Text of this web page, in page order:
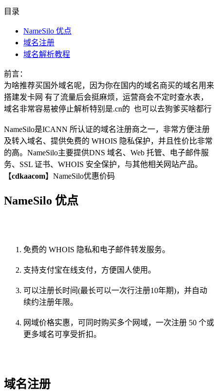
目录
NameSilo 优点
域名注册
域名解析教程
前言：
为啥推荐买国外域名呢，因为你在国内的域名商买的域名用来
搭建发卡网 有了流量后会挺麻烦，运营商会不定时查水表，
域名非常容易被停止解析特别是.cn的 也可以去狗爹买啥都行
NameSilo是ICANN 所认证的域名注册商之一，非常方便注册
及转入域名、提供免费的 WHOIS 隐私保护，并且性价比非常
的高。NameSilo主要提供DNS 域名、Web 托管、电子邮件服
务、SSL 证书、WHOIS 安全保护，与其他相关网站产品。
【cdkaacom】NameSilo优惠价码
NameSilo 优点
免费的 WHOIS 隐私和电子邮件转发服务。
支持支付宝在线支付，方便国人使用。
可以注册长时间(最长可以一次行注册10年期)，并自动
续约注册年限。
网域价格实惠，可同时购买多个网域，一次注册 50 个或
更多域名可享受折扣。
域名注册